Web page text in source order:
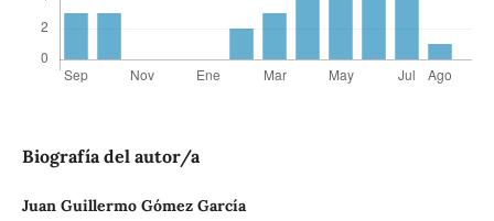
Biografía del autor/a
Juan Guillermo Gómez García